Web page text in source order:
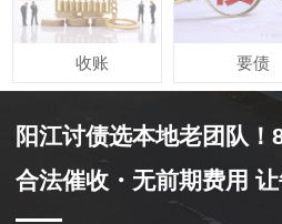
收账 要债
阳江讨债选本地老团队！
合法催收・无前期费用